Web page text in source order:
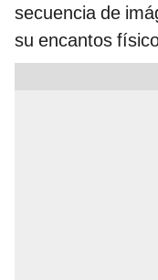
secuencia de
su encantos